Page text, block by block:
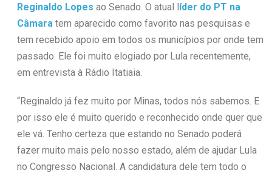
Reginaldo Lopes ao Senado. O atual líder do PT na
Câmara tem aparecido como favorito nas pesquisas e
tem recebido apoio em todos os municípios por onde tem
passado. Ele foi muito elogiado por Lula recentemente,
em entrevista à Rádio Itatiaia.
“Reginaldo já fez muito por Minas, todos nós sabemos. E
por isso ele é muito querido e reconhecido onde quer que
ele vá. Tenho certeza que estando no Senado poderá
fazer muito mais pelo nosso estado, além de ajudar Lula
no Congresso Nacional. A candidatura dele tem todo o